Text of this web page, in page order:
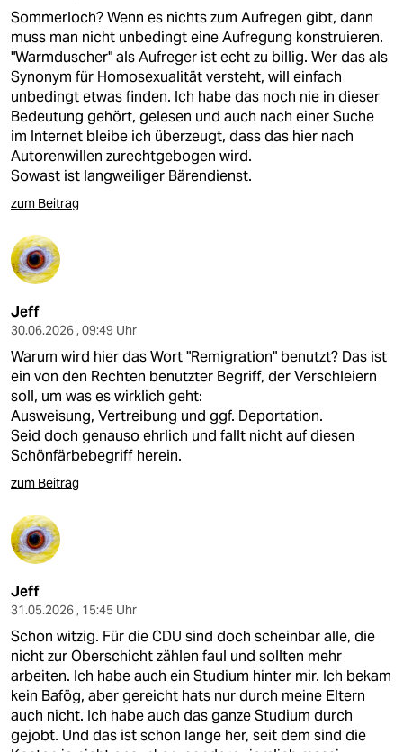
Sommerloch? Wenn es nichts zum Aufregen gibt, dann
muss man nicht unbedingt eine Aufregung konstruieren.
"Warmduscher" als Aufreger ist echt zu billig. Wer das als
Synonym für Homosexualität versteht, will einfach
unbedingt etwas finden. Ich habe das noch nie in dieser
Bedeutung gehört, gelesen und auch nach einer Suche
im Internet bleibe ich überzeugt, dass das hier nach
Autorenwillen zurechtgebogen wird.
Sowast ist langweiliger Bärendienst.
zum Beitrag
Jeff
30.06.2026 , 09:49 Uhr
Warum wird hier das Wort "Remigration" benutzt? Das ist
ein von den Rechten benutzter Begriff, der Verschleiern
soll, um was es wirklich geht:
Ausweisung, Vertreibung und ggf. Deportation.
Seid doch genauso ehrlich und fallt nicht auf diesen
Schönfärbebegriff herein.
zum Beitrag
Jeff
31.05.2026 , 15:45 Uhr
Schon witzig. Für die CDU sind doch scheinbar alle, die
nicht zur Oberschicht zählen faul und sollten mehr
arbeiten. Ich habe auch ein Studium hinter mir. Ich bekam
kein Bafög, aber gereicht hats nur durch meine Eltern
auch nicht. Ich habe auch das ganze Studium durch
gejobt. Und das ist schon lange her, seit dem sind die